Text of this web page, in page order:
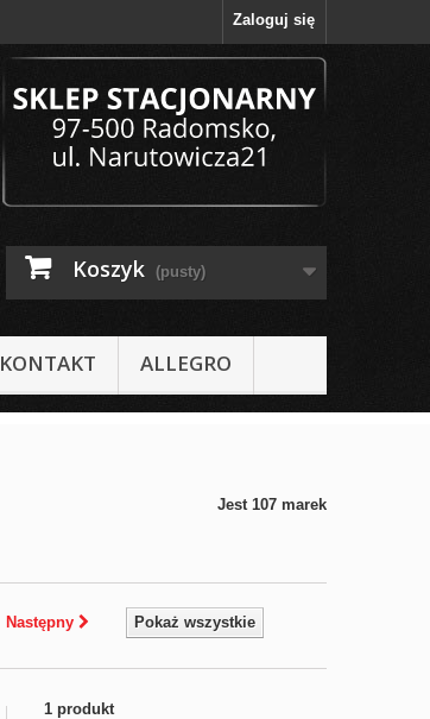
Zaloguj się
Koszyk (pusty)
KONTAKT ALLEGRO
Jest 107 marek
Pokaż wszystkie
Następny
1 produkt